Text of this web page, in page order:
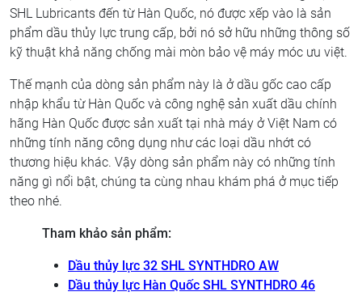
SHL Lubricants đến từ Hàn Quốc, nó được xếp vào là sản
phẩm dầu thủy lực trung cấp, bởi nó sở hữu những thông số
kỹ thuật khả năng chống mài mòn bảo vệ máy móc ưu việt.
Thế mạnh của dòng sản phẩm này là ở dầu gốc cao cấp
nhập khẩu từ Hàn Quốc và công nghệ sản xuất dầu chính
hãng Hàn Quốc được sản xuất tại nhà máy ở Việt Nam có
những tính năng công dụng như các loại dầu nhớt có
thương hiệu khác. Vậy dòng sản phẩm này có những tính
năng gì nổi bật, chúng ta cùng nhau khám phá ở mục tiếp
theo nhé.
Tham khảo sản phẩm:
Dầu thủy lực 32 SHL SYNTHDRO AW
Dầu thủy lực Hàn Quốc SHL SYNTHDRO 46